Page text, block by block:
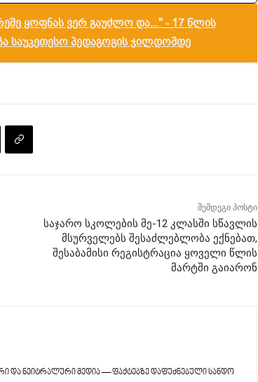
ყოფნას ვერ გაუძლო და..." - 17 წლის
საუკეთესო პედაგოგის ჯილდომდე
შემდეგი პოსტი
საჯარო სკოლების მე-12 კლასში სწავლის
მსურველებს შესაძლებლობა ექნებათ,
შესაბამისი რეგისტრაცია ყოველი წლის
მარტში გაიარონ
და ნეიტრალური მედია — ფაქტებზე დაფუძნებული სანდო